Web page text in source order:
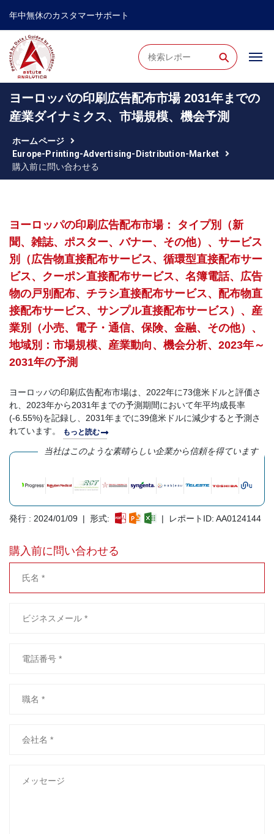
年中無休のカスタマーサポート
⚲
ヨーロッパの印刷広告配布市場 2031年までの
産業ダイナミクス、市場規模、機会予測
ホームページ
Europe-Printing-Advertising-Distribution-Market
購入前に問い合わせる
ヨーロッパの印刷広告配布市場： タイプ別（新
聞、雑誌、ポスター、バナー、その他）、サービス
別（広告物直接配布サービス、循環型直接配布サー
ビス、クーポン直接配布サービス、名簿電話、広告
物の戸別配布、チラシ直接配布サービス、配布物直
接配布サービス、サンプル直接配布サービス）、産
業別（小売、電子・通信、保険、金融、その他）、
地域別：市場規模、産業動向、機会分析、2023年～
2031年の予測
ヨーロッパの印刷広告配布市場は、2022年に73億米ドルと評価さ
れ、2023年から2031年までの予測期間において年平均成長率
(-6.55%)を記録し、2031年までに39億米ドルに減少すると予測さ
れています。
もっと読む
当社はこのような素晴らしい企業から信頼を得ています
発行 : 2024/01/09 | 形式: | レポートID: AA0124144
購入前に問い合わせる